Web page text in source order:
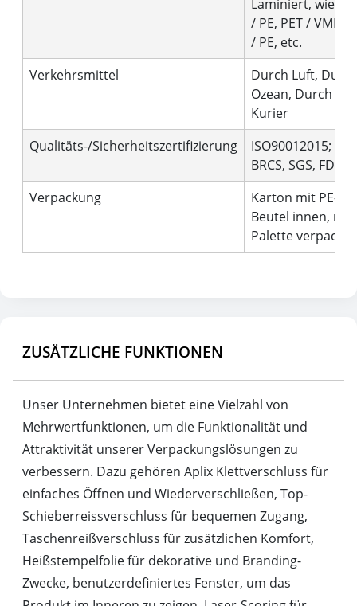
Laminiert, wie
/ PE, PET / VMPET
/ PE, etc.
Verkehrsmittel
Durch Luft,
Ozean, Durch
Kurier
Qualitäts-/Sicherheitszertifizierung
ISO90012015;
BRCS, SGS, FDA
Verpackung
Karton mit PE-
Beutel innen, mit
Palette verpackt
ZUSÄTZLICHE FUNKTIONEN
Unser Unternehmen bietet eine Vielzahl von
Mehrwertfunktionen, um die Funktionalität und
Attraktivität unserer Verpackungslösungen zu
verbessern. Dazu gehören Aplix Klettverschluss für
einfaches Öffnen und Wiederverschließen, Top-
Schieberreissverschluss für bequemen Zugang,
Taschenreißverschluss für zusätzlichen Komfort,
Heißstempelfolie für dekorative und Branding-
Zwecke, benutzerdefiniertes Fenster, um das